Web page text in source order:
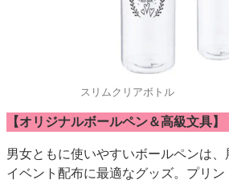
スリムクリアボトル
【オリジナルボールペン＆高級文具】
男女ともに使いやすいボールペンは
イベント配布に最適なグッズ。プリン